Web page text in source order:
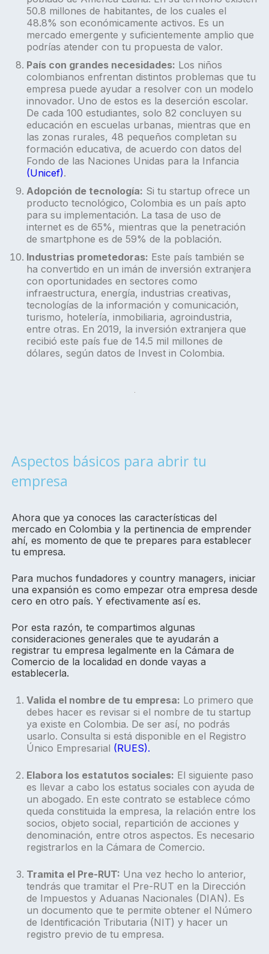
50.8 millones de habitantes, de los cuales el
48.8% son económicamente activos. Es un
mercado emergente y suficientemente amplio que
podrías atender con tu propuesta de valor.
País con grandes necesidades: Los niños
colombianos enfrentan distintos problemas que tu
empresa puede ayudar a resolver con un modelo
innovador. Uno de estos es la deserción escolar.
De cada 100 estudiantes, solo 82 concluyen su
educación en escuelas urbanas, mientras que en
las zonas rurales, 48 pequeños completan su
formación educativa, de acuerdo con datos del
Fondo de las Naciones Unidas para la Infancia
(Unicef).
Adopción de tecnología: Si tu startup ofrece un
producto tecnológico, Colombia es un país apto
para su implementación. La tasa de uso de
internet es de 65%, mientras que la penetración
de smartphone es de 59% de la población.
Industrias prometedoras: Este país también se
ha convertido en un imán de inversión extranjera
con oportunidades en sectores como
infraestructura, energía, industrias creativas,
tecnologías de la información y comunicación,
turismo, hotelería, inmobiliaria, agroindustria,
entre otras. En 2019, la inversión extranjera que
recibió este país fue de 14.5 mil millones de
dólares, según datos de Invest in Colombia.
Aspectos básicos para abrir tu
empresa
Ahora que ya conoces las características del
mercado en Colombia y la pertinencia de emprender
ahí, es momento de que te prepares para establecer
tu empresa.
Para muchos fundadores y country managers, iniciar
una expansión es como empezar otra empresa desde
cero en otro país. Y efectivamente así es.
Por esta razón, te compartimos algunas
consideraciones generales que te ayudarán a
registrar tu empresa legalmente en la Cámara de
Comercio de la localidad en donde vayas a
establecerla.
Valida el nombre de tu empresa: Lo primero que
debes hacer es revisar si el nombre de tu startup
ya existe en Colombia. De ser así, no podrás
usarlo. Consulta si está disponible en el Registro
Único Empresarial (RUES).
Elabora los estatutos sociales: El siguiente paso
es llevar a cabo los estatus sociales con ayuda de
un abogado. En este contrato se establece cómo
queda constituida la empresa, la relación entre los
socios, objeto social, repartición de acciones y
denominación, entre otros aspectos. Es necesario
registrarlos en la Cámara de Comercio.
Tramita el Pre-RUT: Una vez hecho lo anterior,
tendrás que tramitar el Pre-RUT en la Dirección
de Impuestos y Aduanas Nacionales (DIAN). Es
un documento que te permite obtener el Número
de Identificación Tributaria (NIT) y hacer un
registro previo de tu empresa.